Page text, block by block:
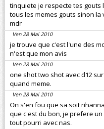
tinquiete je respecte tes
tous les memes gouts sinon
mdr
Ven 28 Mai 2010
je trouve que c'est l'une des
n'est que mon avis
Ven 28 Mai 2010
one shot two shot avec d12
quand meme.
Ven 28 Mai 2010
On s'en fou que sa soit
que c'est du bon, je prefere
tout pourri avec nas.